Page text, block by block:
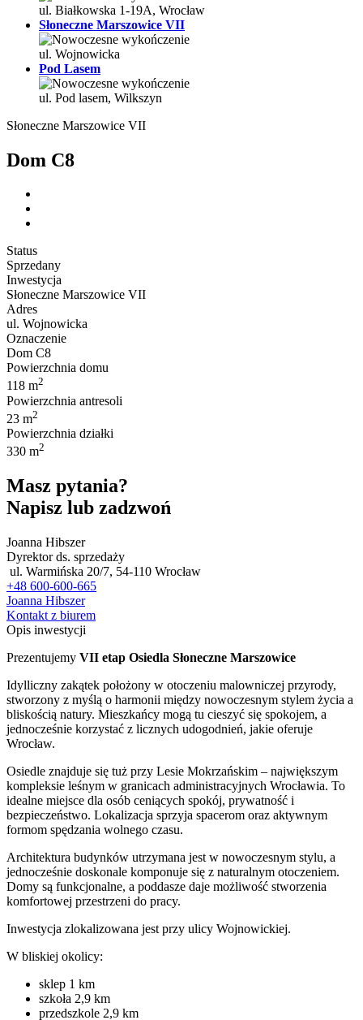
ul. Białkowska 1-19A, Wrocław
Słoneczne Marszowice VII
ul. Wojnowicka
Pod Lasem
ul. Pod lasem, Wilkszyn
Słoneczne Marszowice VII
Dom C8
Status
Sprzedany
Inwestycja
Słoneczne Marszowice VII
Adres
ul. Wojnowicka
Oznaczenie
Dom C8
Powierzchnia domu
118 m2
Powierzchnia antresoli
23 m2
Powierzchnia działki
330 m2
Masz pytania?
Napisz lub zadzwoń
Joanna Hibszer
Dyrektor ds. sprzedaży
ul. Warmińska 20/7, 54-110 Wrocław
+48 600-600-665
Joanna Hibszer
Kontakt z biurem
Opis inwestycji
Prezentujemy VII etap Osiedla Słoneczne Marszowice
Idylliczny zakątek położony w otoczeniu malowniczej przyrody,
stworzony z myślą o harmonii między nowoczesnym stylem życia a
bliskością natury. Mieszkańcy mogą tu cieszyć się spokojem, a
jednocześnie korzystać z licznych udogodnień, jakie oferuje
Wrocław.
Osiedle znajduje się tuż przy Lesie Mokrzańskim – największym
kompleksie leśnym w granicach administracyjnych Wrocławia. To
idealne miejsce dla osób ceniących spokój, prywatność i
bezpieczeństwo. Lokalizacja sprzyja spacerom oraz aktywnym
formom spędzania wolnego czasu.
Architektura budynków utrzymana jest w nowoczesnym stylu, a
jednocześnie doskonale komponuje się z naturalnym otoczeniem.
Domy są funkcjonalne, a poddasze daje możliwość stworzenia
komfortowej przestrzeni do pracy.
Inwestycja zlokalizowana jest przy ulicy Wojnowickiej.
W bliskiej okolicy:
sklep 1 km
szkoła 2,9 km
przedszkole 2,9 km